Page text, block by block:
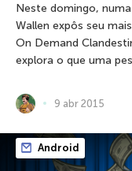
Neste domingo,
Wallen expôs seu
On Demand
explora o que uma
9 abr 2015
Android